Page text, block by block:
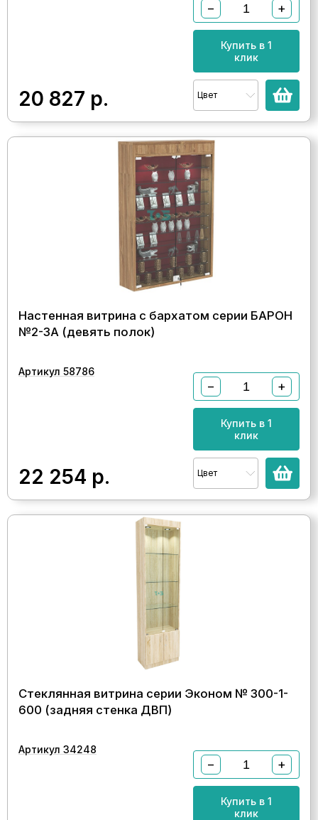
20 827 р.
− +
Купить в 1
клик
Цвет
Настенная витрина с бархатом серии БАРОН
№2-3А (девять полок)
Артикул 58786
22 254 р.
− +
Купить в 1
клик
Цвет
Стеклянная витрина серии Эконом № 300-1-
600 (задняя стенка ДВП)
Артикул 34248
− +
Купить в 1
клик